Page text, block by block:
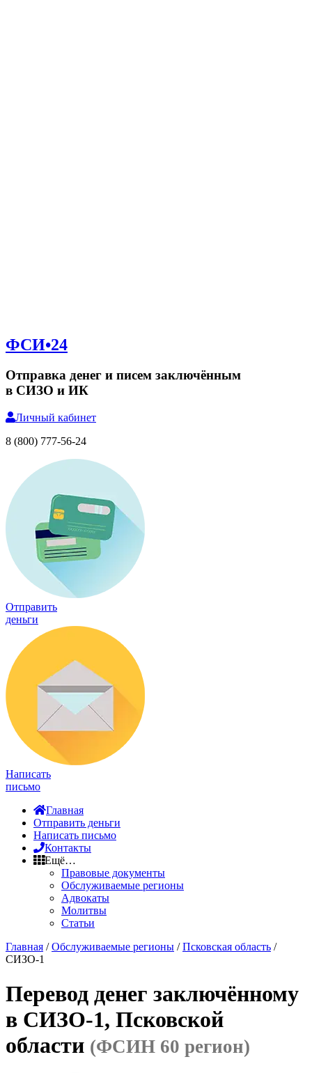
ФСИ•24
Отправка денег и писем заключённым
в СИЗО и ИК
Личный кабинет
8 (800) 777-56-24
Отправить
деньги
Написать
письмо
Главная
Отправить деньги
Написать письмо
Контакты
Ещё…
Правовые документы
Обслуживаемые регионы
Адвокаты
Молитвы
Статьи
Главная /Обслуживаемые регионы /Псковская область /
СИЗО-1
Перевод денег заключённому
в СИЗО-1, Псковской
области (ФСИН 60 регион)